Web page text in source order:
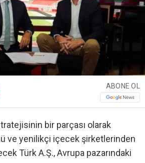
ABONE OL
bir parçası olarak
ve yenilikçi içecek şirketlerinden
Türk A.Ş., Avrupa pazarındaki